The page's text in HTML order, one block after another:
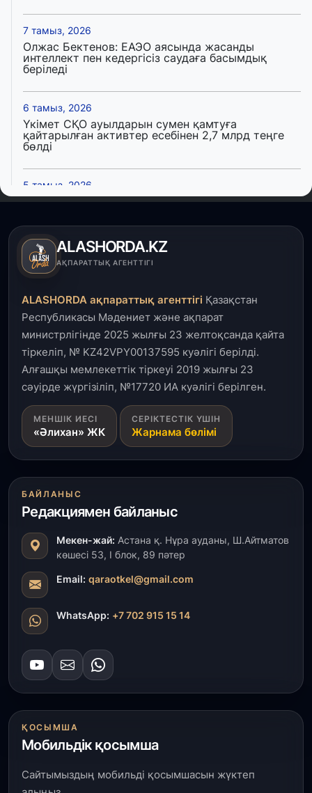
7 тамыз, 2026
Олжас Бектенов: ЕАЭО аясында жасанды
интеллект пен кедергісіз саудаға басымдық
беріледі
6 тамыз, 2026
Үкімет СҚО ауылдарын сумен қамтуға
қайтарылған активтер есебінен 2,7 млрд теңге
бөлді
5 тамыз, 2026
ALMA LOVE: Алматы халықаралық жастар күнін
құндылық аясында атап өтеді
5 тамыз, 2026
4 тамыз, 2026
Елде мал шаруашылығын қаржыландыру көлемі
артады – Үкімет отырысы
3 тамыз, 2026
Өңірлерде жаңа вокзалдар, су құбыры,
логистикалық хаб және тұрғын үйлер
пайдалануға берілді
Қызылордада 300 орындық аурухана,
Президенттік кітапхана және жаңа театр
салынып жатыр
1 тамыз, 2026
танымал онлайн-кинотеатрына айналды
31 шілде, 2026
Ақмола облысындағы кездесуде кәсіпкерлер мен
айтты
31 шілде, 2026
ҚР Президенті Орталық Азия елдеріне
ұзақмерзімді ынтымақтастық жоспарын әзірлеуді
ұсынды
31 шілде, 2026
«Ауыл аманаты»: Түркістанда 30,2 млрд теңгеге
ALASHORDA.KZ
АҚПАРАТТЫҚ АГЕНТТІГІ
ALASHORDA ақпараттық агенттігі Қазақстан
Республикасы Мәдениет және ақпарат
министрлігінде 2025 жылғы 23 желтоқсанда қайта
тіркеліп, № KZ42VPY00137595 куәлігі берілді.
Алғашқы мемлекеттік тіркеуі 2019 жылғы 23
сәуірде жүргізіліп, №17720 ИА куәлігі берілген.
МЕНШІК ИЕСІ
«Әлихан» ЖК
СЕРІКТЕСТІК ҮШІН
Жарнама бөлімі
БАЙЛАНЫС
Редакциямен байланыс
Мекен-жай: Астана қ. Нұра ауданы, Ш.Айтматов
көшесі 53, І блок, 89 пәтер
Email: qaraotkel@gmail.com
WhatsApp: +7 702 915 15 14
ҚОСЫМША
Мобильдік қосымша
Сайтымыздың мобильді қосымшасын жүктеп